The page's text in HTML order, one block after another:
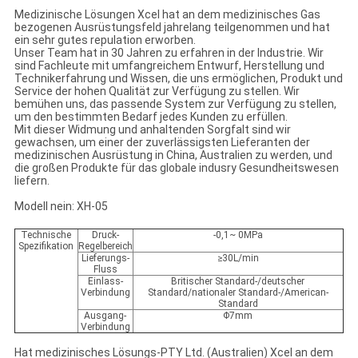
Medizinische Lösungen Xcel hat an dem medizinisches Gas
bezogenen Ausrüstungsfeld jahrelang teilgenommen und hat
ein sehr gutes repulation erworben.
Unser Team hat in 30 Jahren zu erfahren in der Industrie. Wir
sind Fachleute mit umfangreichem Entwurf, Herstellung und
Technikerfahrung und Wissen, die uns ermöglichen, Produkt und
Service der hohen Qualität zur Verfügung zu stellen. Wir
bemühen uns, das passende System zur Verfügung zu stellen,
um den bestimmten Bedarf jedes Kunden zu erfüllen.
Mit dieser Widmung und anhaltenden Sorgfalt sind wir
gewachsen, um einer der zuverlässigsten Lieferanten der
medizinischen Ausrüstung in China, Australien zu werden, und
die großen Produkte für das globale indusry Gesundheitswesen
liefern.
Modell nein: XH-05
Technische
Spezifikation
Druck-
Regelbereich
-0,1~ 0MPa
Lieferungs-
Fluss
≥30L/min
Einlass-
Verbindung
Britischer Standard-/deutscher
Standard/nationaler Standard-/American-
Standard
Ausgang-
Verbindung
Φ7mm
Hat medizinisches Lösungs-PTY Ltd. (Australien) Xcel an dem